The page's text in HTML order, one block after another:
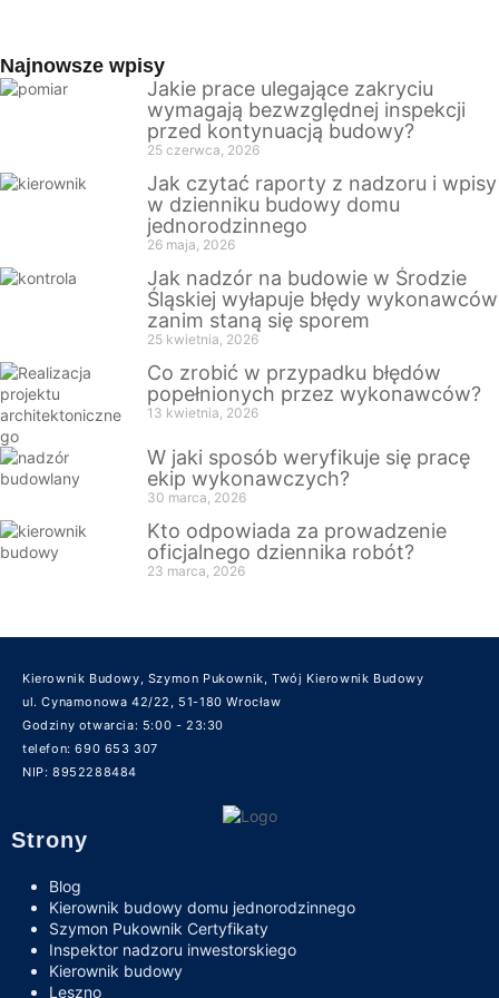
Najnowsze wpisy
Jakie prace ulegające zakryciu
wymagają bezwzględnej inspekcji
przed kontynuacją budowy?
25 czerwca, 2026
Jak czytać raporty z nadzoru i wpisy
w dzienniku budowy domu
jednorodzinnego
26 maja, 2026
Jak nadzór na budowie w Środzie
Śląskiej wyłapuje błędy wykonawców
zanim staną się sporem
25 kwietnia, 2026
Co zrobić w przypadku błędów
popełnionych przez wykonawców?
13 kwietnia, 2026
W jaki sposób weryfikuje się pracę
ekip wykonawczych?
30 marca, 2026
Kto odpowiada za prowadzenie
oficjalnego dziennika robót?
23 marca, 2026
Kierownik Budowy, Szymon Pukownik, Twój Kierownik Budowy
ul. Cynamonowa 42/22, 51-180 Wrocław
Godziny otwarcia: 5:00 - 23:30
telefon: 690 653 307
NIP: 8952288484
Strony
Blog
Kierownik budowy domu jednorodzinnego
Szymon Pukownik Certyfikaty
Inspektor nadzoru inwestorskiego
Kierownik budowy
Leszno